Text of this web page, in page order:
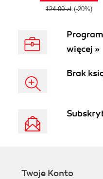
124.00 zł (-20%)
więcej »
Brak
Twoje Konto